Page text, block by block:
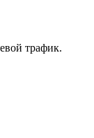
трафик.